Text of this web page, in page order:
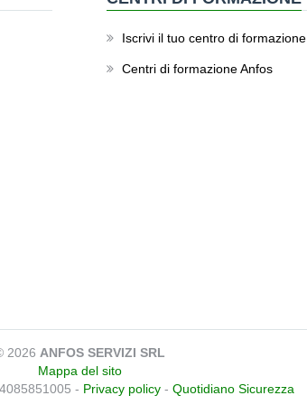
Iscrivi il tuo centro di formazione
Centri di formazione Anfos
2026 ANFOS SERVIZI SRL
Mappa del sito
- Privacy policy - Quotidiano Sicurezza